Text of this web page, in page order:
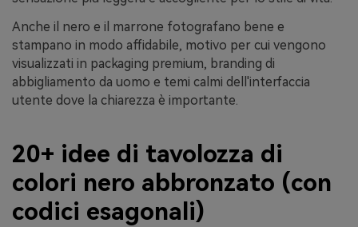
Anche il nero e il marrone fotografano bene e
stampano in modo affidabile, motivo per cui vengono
visualizzati in packaging premium, branding di
abbigliamento da uomo e temi calmi dell'interfaccia
utente dove la chiarezza è importante.
20+ idee di tavolozza di
colori nero abbronzato (con
codici esagonali)